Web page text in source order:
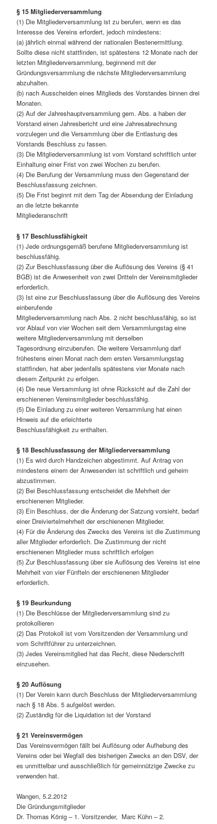
§ 15 Mitgliederversammlung
(1) Die Mitgliederversammlung ist zu berufen, wenn es das
Interesse des Vereins erfordert, jedoch mindestens:
(a) jährlich einmal während der nationalen Bestenermittlung.
Sollte diese nicht stattfinden, ist spätestens 12 Monate nach der
letzten Mitgliederversammlung, beginnend mit der
Gründungsversammlung die nächste Mitgliederversammlung
abzuhalten.
(b) nach Ausscheiden eines Mitglieds des Vorstandes binnen drei
Monaten.
(2) Auf der Jahreshauptversammlung gem. Abs. a haben der
Vorstand einen Jahresbericht und eine Jahresabrechnung
vorzulegen und die Versammlung über die Entlastung des
Vorstands Beschluss zu fassen.
(3) Die Mitgliederversammlung ist vom Vorstand schriftlich unter
Einhaltung einer Frist von zwei Wochen zu berufen.
(4) Die Berufung der Versammlung muss den Gegenstand der
Beschlussfassung zeichnen.
(5) Die Frist beginnt mit dem Tag der Absendung der Einladung
an die letzte bekannte
Mitgliederanschrift
§ 17 Beschlussfähigkeit
(1) Jede ordnungsgemäß berufene Mitgliederversammlung ist
beschlussfähig.
(2) Zur Beschlussfassung über die Auflösung des Vereins (§ 41
BGB) ist die Anwesenheit von zwei Dritteln der Vereinsmitglieder
erforderlich.
(3) Ist eine zur Beschlussfassung über die Auflösung des Vereins
einberufende
Mitgliederversammlung nach Abs. 2 nicht beschlussfähig, so ist
vor Ablauf von vier Wochen seit dem Versammlungstag eine
weitere Mitgliederversammlung mit derselben
Tagesordnung einzuberufen. Die weitere Versammlung darf
frühestens einen Monat nach dem ersten Versammlungstag
stattfinden, hat aber jedenfalls spätestens vier Monate nach
diesem Zeitpunkt zu erfolgen.
(4) Die neue Versammlung ist ohne Rücksicht auf die Zahl der
erschienenen Vereinsmitglieder beschlussfähig.
(5) Die Einladung zu einer weiteren Versammlung hat einen
Hinweis auf die erleichterte
Beschlussfähigkeit zu enthalten.
§ 18 Beschlussfassung der Mitgliederversammlung
(1) Es wird durch Handzeichen abgestimmt. Auf Antrag von
mindestens einem der Anwesenden ist schriftlich und geheim
abzustimmen.
(2) Bei Beschlussfassung entscheidet die Mehrheit der
erschienenen Mitglieder.
(3) Ein Beschluss, der die Änderung der Satzung vorsieht, bedarf
einer Dreiviertelmehrheit der erschienenen Mitglieder.
(4) Für die Änderung des Zwecks des Vereins ist die Zustimmung
aller Mitglieder erforderlich. Die Zustimmung der nicht
erschienenen Mitglieder muss schriftlich erfolgen
(5) Zur Beschlussfassung über sie Auflösung des Vereins ist eine
Mehrheit von vier Fünfteln der erschienenen Mitglieder
erforderlich.
§ 19 Beurkundung
(1) Die Beschlüsse der Mitgliederversammlung sind zu
protokollieren
(2) Das Protokoll ist vom Vorsitzenden der Versammlung und
vom Schriftführer zu unterzeichnen.
(3) Jedes Vereinsmitglied hat das Recht, diese Niederschrift
einzusehen.
§ 20 Auflösung
(1) Der Verein kann durch Beschluss der Mitgliederversammlung
nach § 18 Abs. 5 aufgelöst werden.
(2) Zuständig für die Liquidation ist der Vorstand
§ 21 Vereinsvermögen
Das Vereinsvermögen fällt bei Auflösung oder Aufhebung des
Vereins oder bei Wegfall des bisherigen Zwecks an den DSV, der
es unmittelbar und ausschließlich für gemeinnützige Zwecke zu
verwenden hat.
Wangen, 5.2.2012
Die Gründungsmitglieder
Dr. Thomas König – 1. Vorsitzender, Marc Kühn – 2.